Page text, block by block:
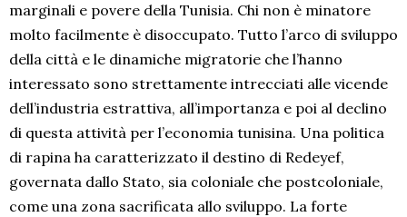
marginali e povere della Tunisia. Chi non è minatore
molto facilmente è disoccupato. Tutto l’arco di sviluppo
della città e le dinamiche migratorie che l’hanno
interessato sono strettamente intrecciati alle vicende
dell’industria estrattiva, all’importanza e poi al declino
di questa attività per l’economia tunisina. Una politica
di rapina ha caratterizzato il destino di Redeyef,
governata dallo Stato, sia coloniale che postcoloniale,
come una zona sacrificata allo sviluppo. La forte